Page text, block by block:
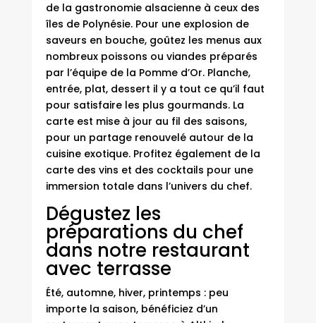
de la gastronomie alsacienne à ceux des
îles de Polynésie. Pour une explosion de
saveurs en bouche, goûtez les menus aux
nombreux poissons ou viandes préparés
par l’équipe de la Pomme d’Or. Planche,
entrée, plat, dessert il y a tout ce qu’il faut
pour satisfaire les plus gourmands. La
carte est mise à jour au fil des saisons,
pour un partage renouvelé autour de la
cuisine exotique. Profitez également de la
carte des vins et des cocktails pour une
immersion totale dans l’univers du chef.
Dégustez les
préparations du chef
dans notre restaurant
avec terrasse
Été, automne, hiver, printemps : peu
importe la saison, bénéficiez d’un